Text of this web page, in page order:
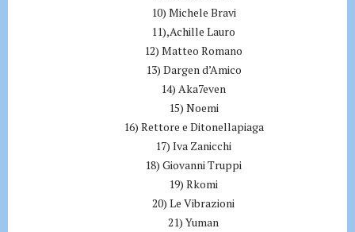
10) Michele Bravi
11),Achille Lauro
12) Matteo Romano
13) Dargen d’Amico
14) Aka7even
15) Noemi
16) Rettore e Ditonellapiaga
17) Iva Zanicchi
18) Giovanni Truppi
19) Rkomi
20) Le Vibrazioni
21) Yuman